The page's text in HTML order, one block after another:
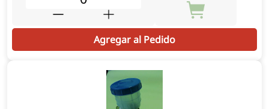
Agregar al Pedido